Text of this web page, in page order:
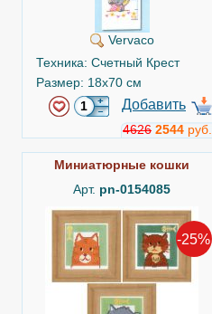
Vervaco
Техника: Счетный Крест
Размер: 18x70 см
Добавить
4626 2544 руб.
Миниатюрные кошки
Арт. pn-0154085
-25%